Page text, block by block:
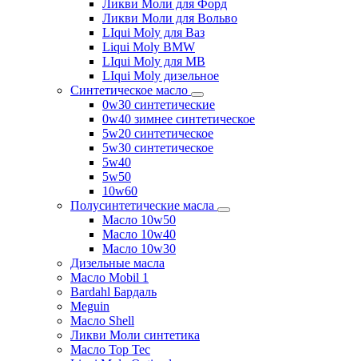
Ликви Моли для Форд
Ликви Моли для Вольво
LIqui Moly для Ваз
Liqui Moly BMW
LIqui Moly для MB
LIqui Moly дизельное
Синтетическое масло
0w30 синтетические
0w40 зимнее синтетическое
5w20 синтетическое
5w30 синтетическое
5w40
5w50
10w60
Полусинтетические масла
Масло 10w50
Масло 10w40
Масло 10w30
Дизельные масла
Масло Mobil 1
Bardahl Бардаль
Meguin
Масло Shell
Ликви Моли синтетика
Масло Top Tec